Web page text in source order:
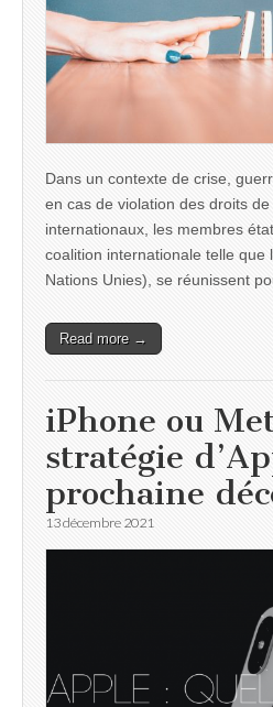
Dans un contexte de crise,
en cas de violation des droits
internationaux, les membres
coalition internationale telle que
Nations Unies), se réunissent
Read more →
iPhone ou
stratégie
prochaine
13 décembre 2021